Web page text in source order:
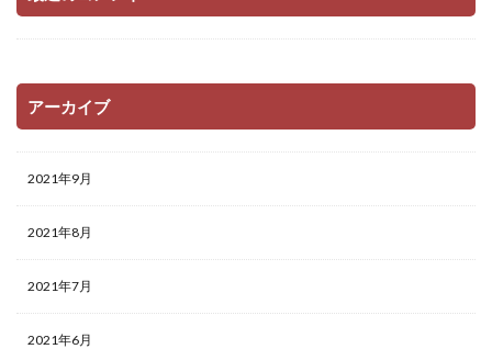
アーカイブ
2021年9月
2021年8月
2021年7月
2021年6月